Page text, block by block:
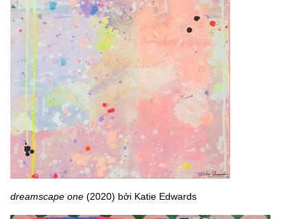
dreamscape one (2020) bởi Katie Edwards